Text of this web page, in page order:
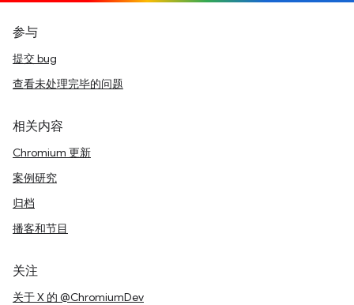
参与
提交 bug
查看未处理完毕的问题
相关内容
Chromium 更新
案例研究
归档
播客和节目
关注
关于 X 的 @ChromiumDev